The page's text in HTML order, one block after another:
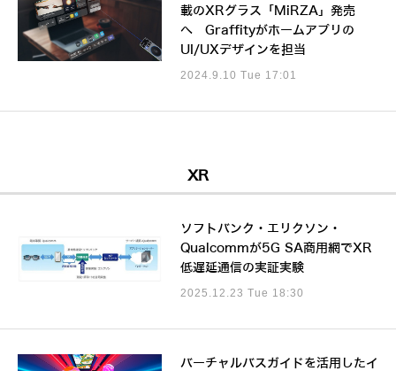
載のXRグラス「MiRZA」発売
へ Graffityがホームアプリの
UI/UXデザインを担当
2024.9.10 Tue 17:01
XR
ソフトバンク・エリクソン・
Qualcommが5G SA商用網でXR
低遅延通信の実証実験
2025.12.23 Tue 18:30
バーチャルバスガイドを活用したイ